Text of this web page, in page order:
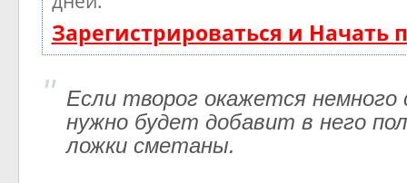
Зарегистрироваться и Начать
Если творог окажется немного
нужно будет добавит в него
ложки сметаны.